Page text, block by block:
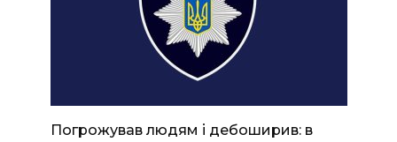
Погрожував людям і дебоширив: в